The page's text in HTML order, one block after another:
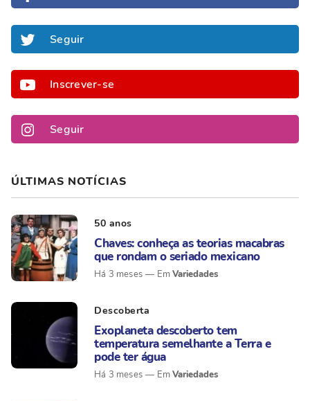
Seguir
Inscrever-se
Seguir
ÚLTIMAS NOTÍCIAS
50 anos
Chaves: conheça as teorias macabras
que rondam o seriado mexicano
Há 3 meses Variedades
Descoberta
Exoplaneta descoberto tem
temperatura semelhante a Terra e
pode ter água
Há 3 meses Variedades